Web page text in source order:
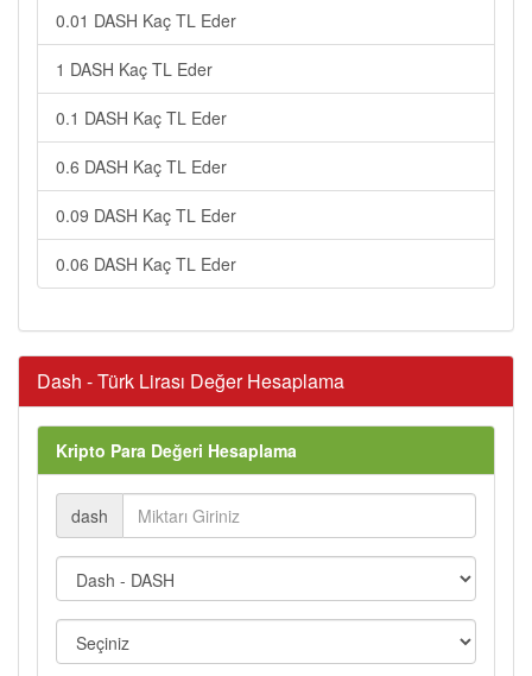
0.01 DASH Kaç TL Eder
1 DASH Kaç TL Eder
0.1 DASH Kaç TL Eder
0.6 DASH Kaç TL Eder
0.09 DASH Kaç TL Eder
0.06 DASH Kaç TL Eder
Dash - Türk Lirası Değer Hesaplama
Kripto Para Değeri Hesaplama
dash